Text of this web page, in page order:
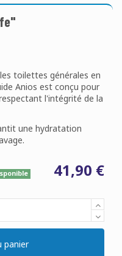
toilettes générales en
Anios est conçu pour
l'intégrité de la
une hydratation
41,90 €
panier